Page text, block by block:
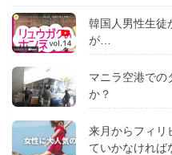
韓国人男性生徒
が…
マニラ空港での
か？
来月からフィリ
ていかなければ